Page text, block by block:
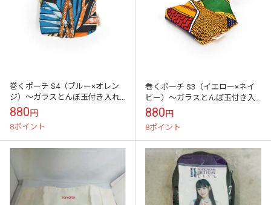
巻くポーチ S4（ブルー×オレン
ジ）～ガラスとんぼ玉付き入れ
る物を選ばないヒモ巻き仕様乗
車カードケース・アクセサリー
収納に
880円
8ポイント
巻くポーチ S3（イエロー×ネイ
ビー）～ガラスとんぼ玉付き入
れる物を選ばないヒモ巻き仕様
乗車カードケース・アクセサリ
ー収納に
880円
8ポイント